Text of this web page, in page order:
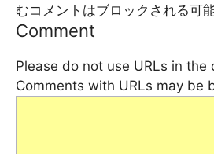
むコメントはブロックされる可
Comment
Please do not use URLs in the
Comments with URLs may be